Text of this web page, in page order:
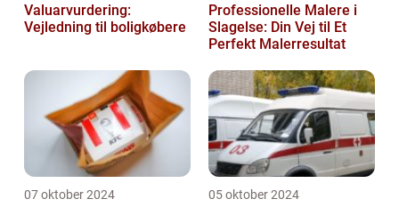
Valuarvurdering:
Vejledning til boligkøbere
Professionelle Malere i
Slagelse: Din Vej til Et
Perfekt Malerresultat
07 oktober 2024 05 oktober 2024